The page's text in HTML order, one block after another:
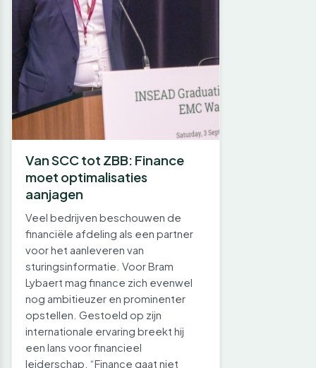
Van SCC tot ZBB: Finance
moet optimalisaties
aanjagen
Veel bedrijven beschouwen de
financiële afdeling als een partner
voor het aanleveren van
sturingsinformatie. Voor Bram
Lybaert mag finance zich evenwel
nog ambitieuzer en prominenter
opstellen. Gestoeld op zijn
internationale ervaring breekt hij
een lans voor financieel
leiderschap. “Finance gaat niet